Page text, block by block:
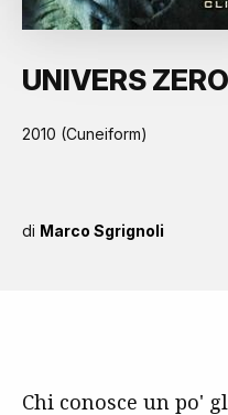
UNIVERS
2010 (Cuneiform)
di Marco Sgrignoli
Chi conosce un po'